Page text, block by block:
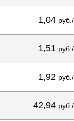
1,04
1,51
1,92
42,94